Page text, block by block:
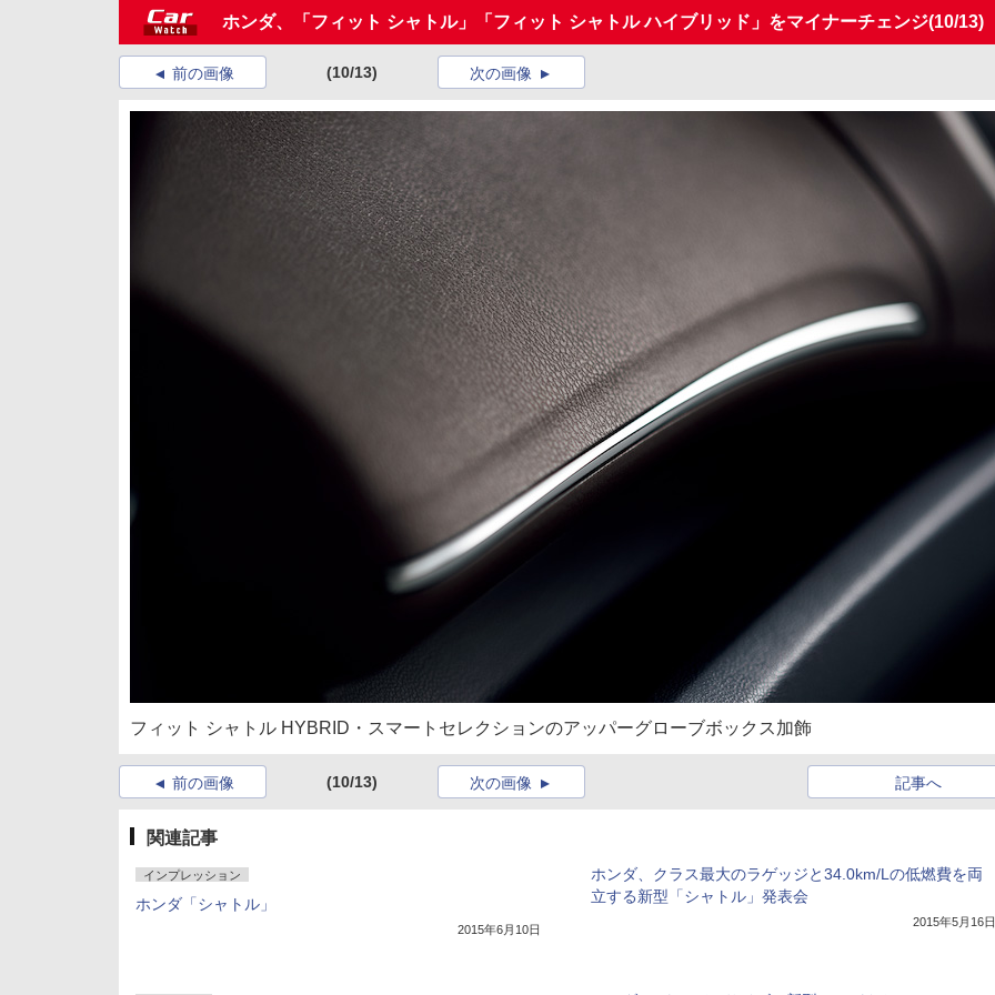
ホンダ、「フィット シャトル」「フィット シャトル ハイブリッド」をマイナーチェンジ(10/13)
前の画像 (10/13) 次の画像
フィット シャトル HYBRID・スマートセレクションのアッパーグローブボックス加飾
前の画像 (10/13) 記事へ
次の画像
関連記事
インプレッション
ホンダ「シャトル」
2015年6月10日
ホンダ、クラス最大のラゲッジと34.0km/Lの低燃費を両
立する新型「シャトル」発表会
2015年5月16日